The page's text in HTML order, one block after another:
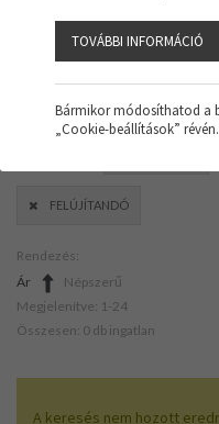
Szűrő megjelenítése
FELÚJÍTANDÓ
Rendezés:
Ár
Népszerű
Megjelenítve: 1-24
Összesen: 0 db ingatlan
A keresés nem hozott
TOVÁBBI INFORMÁCIÓ
Bármikor módosíthatod a
„Cookie-beállítások” révén.